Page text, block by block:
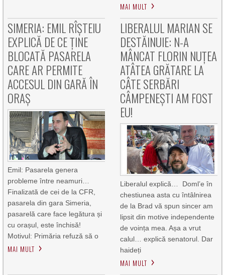
MAI MULT
SIMERIA: EMIL RÎȘTEIU
EXPLICĂ DE CE ȚINE
BLOCATĂ PASARELA
CARE AR PERMITE
ACCESUL DIN GARĂ ÎN
ORAȘ
Emil: Pasarela genera
probleme între neamuri…
Finalizată de cei de la CFR,
pasarela din gara Simeria,
pasarelă care face legătura și
cu orașul, este închisă!
Motivul: Primăria refuză să o
MAI MULT
LIBERALUL MARIAN SE
DESTĂINUIE: N-A
MÂNCAT FLORIN NUȚEA
ATÂTEA GRĂTARE LA
CÂTE SERBĂRI
CÂMPENEȘTI AM FOST
EU!
Liberalul explică… Doml’e în
chestiunea asta cu întâlnirea
de la Brad vă spun sincer am
lipsit din motive independente
de voința mea. Așa a vrut
calul… explică senatorul. Dar
haideți
MAI MULT